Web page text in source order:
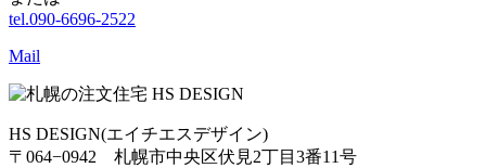
tel.090-6696-2522
Mail
HS DESIGN(エイチエスデザイン)
〒064−0942 札幌市中央区伏見2丁目3番11号